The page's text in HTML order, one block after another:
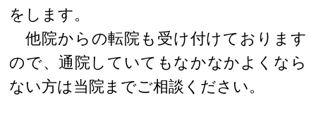
をします。
他院からの転院も受け付けております
ので、通院していてもなかなかよくなら
ない方は当院までご相談ください。